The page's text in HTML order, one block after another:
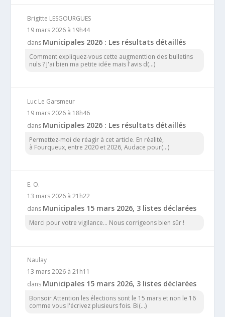
Brigitte LESGOURGUES
19 mars 2026 à 19h44
dans Municipales 2026 : Les résultats détaillés
Comment expliquez-vous cette augmenttion des bulletins
nuls ? J'ai bien ma petite idée mais l'avis d(...)
Luc Le Garsmeur
19 mars 2026 à 18h46
dans Municipales 2026 : Les résultats détaillés
Permettez-moi de réagir à cet article. En réalité,
à Fourqueux, entre 2020 et 2026, Audace pour(...)
E. O.
13 mars 2026 à 21h22
dans Municipales 15 mars 2026, 3 listes déclarées
Merci pour votre vigilance... Nous corrigeons bien sûr !
Naulay
13 mars 2026 à 21h11
dans Municipales 15 mars 2026, 3 listes déclarées
Bonsoir Attention les élections sont le 15 mars et non le 16
comme vous l'écrivez plusieurs fois. Bi(...)